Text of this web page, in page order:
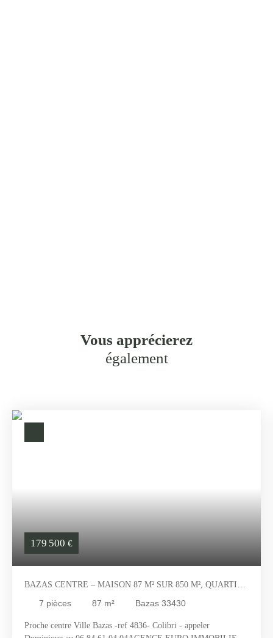
Vous apprécierez
également
179 500 €
BAZAS CENTRE – MAISON 87 M² SUR 850 M², QUARTIER
AQUITAINE
7 pièces 87 m² Bazas 33430
Proche centre Ville Bazas -ref 4836- Colibri - appeler